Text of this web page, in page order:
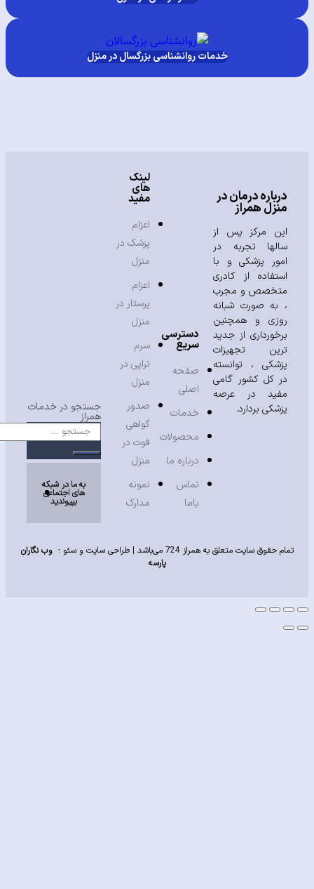
خدمات روانشناسی بزرگسال در منزل
درمان در
همراز
مرکز پس از
تجربه در
پزشکی و با
از کادری
و مجرب
صورت شبانه
و همچنین
از جدید
تجهیزات
، توانسته
کل کشور گامی
در عرصه
بردارد.
دسترسی
سریع
صفحه
اصلی
خدمات
محصولات
درباره ما
تماس
سرم
صدور
فوت در
منزل
نمونه
جستجو در خدمات
به ما در شبکه
های اجتماعی
سایت متعلق به همراز 724 می‌باشد | طراحی سایتوسئو: وب نگاران